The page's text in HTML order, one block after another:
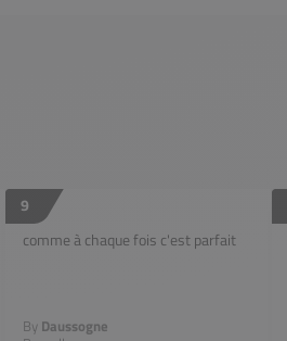
9
comme à chaque fois c'est parfait
By Daussogne